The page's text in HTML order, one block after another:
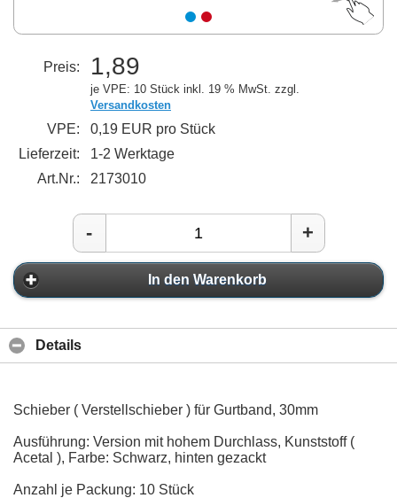
Preis: 1,89
je VPE: 10 Stück inkl. 19 % MwSt. zzgl.
Versandkosten
VPE:
0,19 EUR pro Stück
Lieferzeit:
1-2 Werktage
Art.Nr.:
2173010
- +
In den Warenkorb
Details
Schieber ( Verstellschieber ) für Gurtband, 30mm
Ausführung: Version mit hohem Durchlass, Kunststoff (
Acetal ), Farbe: Schwarz, hinten gezackt
Anzahl je Packung: 10 Stück